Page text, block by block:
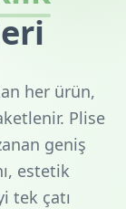
her ürün,
Plise
geniş
estetik
tek çatı